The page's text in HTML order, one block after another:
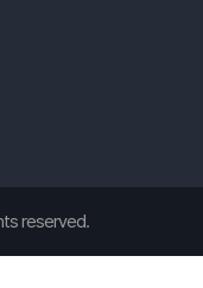
reserved.